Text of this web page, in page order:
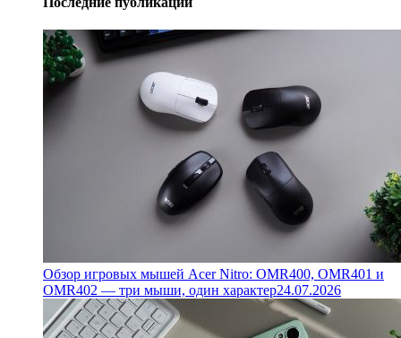
Обзор игровых мышей Acer Nitro: OMR400, OMR401 и
OMR402 — три мыши, один характер24.07.2026